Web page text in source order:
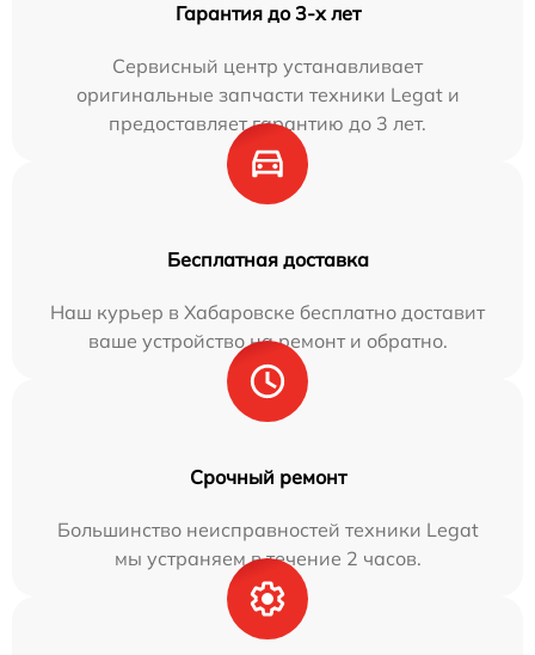
Гарантия до 3-х лет
Сервисный центр устанавливает
оригинальные запчасти техники Legat и
предоставляет гарантию до 3 лет.
Бесплатная доставка
Наш курьер в Хабаровске бесплатно доставит
ваше устройство на ремонт и обратно.
Срочный ремонт
Большинство неисправностей техники Legat
мы устраняем в течение 2 часов.